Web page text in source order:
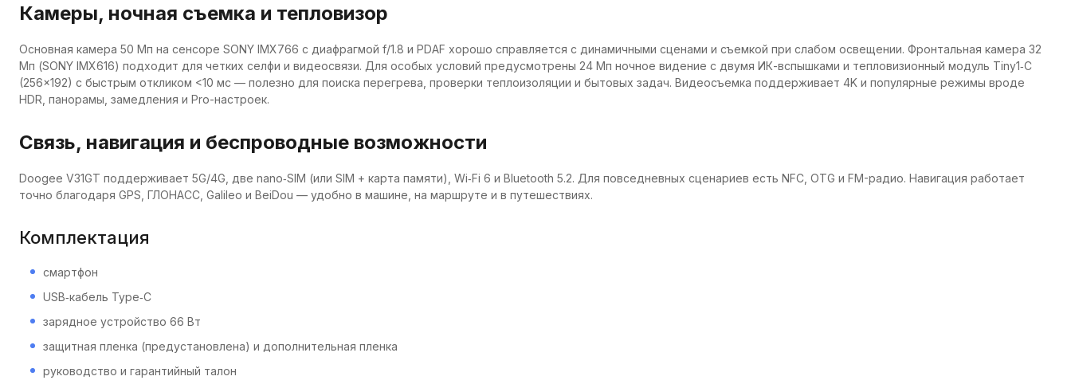
Камеры, ночная съемка и тепловизор
Основная камера 50 Мп на сенсоре SONY IMX766 с диафрагмой f/1.8 и PDAF хорошо справляется с динамичными сценами и съемкой при слабом освещении. Фронтальная камера 32
Мп (SONY IMX616) подходит для четких селфи и видеосвязи. Для особых условий предусмотрены 24 Мп ночное видение с двумя ИК-вспышками и тепловизионный модуль Tiny1‑C
(256×192) с быстрым откликом <10 мс — полезно для поиска перегрева, проверки теплоизоляции и бытовых задач. Видеосъемка поддерживает 4K и популярные режимы вроде
HDR, панорамы, замедления и Pro-настроек.
Связь, навигация и беспроводные возможности
Doogee V31GT поддерживает 5G/4G, две nano‑SIM (или SIM + карта памяти), Wi‑Fi 6 и Bluetooth 5.2. Для повседневных сценариев есть NFC, OTG и FM-радио. Навигация работает
точно благодаря GPS, ГЛОНАСС, Galileo и BeiDou — удобно в машине, на маршруте и в путешествиях.
Комплектация
смартфон
USB‑кабель Type‑C
зарядное устройство 66 Вт
защитная пленка (предустановлена) и дополнительная пленка
руководство и гарантийный талон